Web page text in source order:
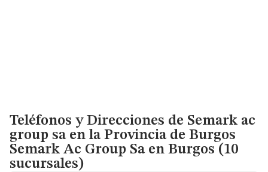
Teléfonos y Direcciones de Semark ac
group sa en la Provincia de Burgos
Semark Ac Group Saen Burgos (10
sucursales)